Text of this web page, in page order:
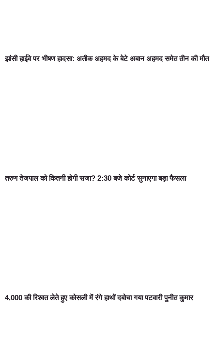
झांसी हाईवे पर भीषण हादसा: अतीक अहमद के बेटे अबान अहमद समेत तीन की मौत
तरुण तेजपाल को कितनी होगी सजा? 2:30 बजे कोर्ट सुनाएगा बड़ा फैसला
4,000 की रिश्वत लेते हुए कोसली में रंगे हाथों दबोचा गया पटवारी पुनीत कुमार